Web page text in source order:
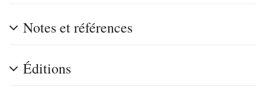
Notes et références
Éditions